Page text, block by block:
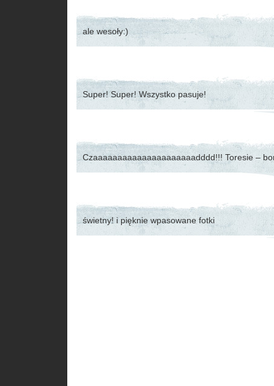
ale wesoły:)
Super! Super! Wszystko pasuje!
Czaaaaaaaaaaaaaaaaaaaaadddd!!! Toresie –
świetny! i pięknie wpasowane fotki